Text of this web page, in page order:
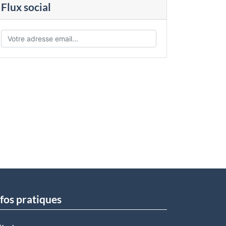
Flux social
pratiques